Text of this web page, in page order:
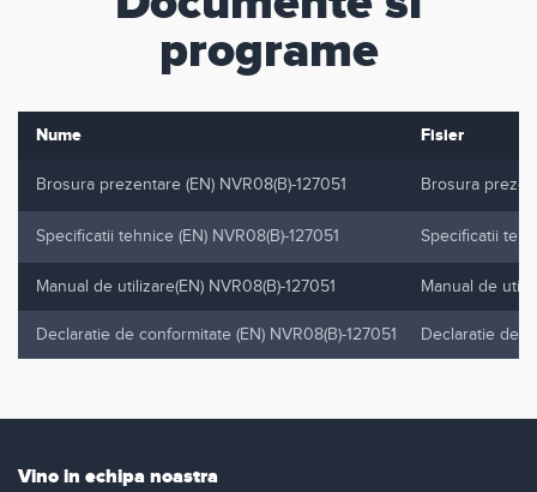
programe
Nume Fisier
Brosura prezentare (EN) NVR08(B)-127051 Brosura
Specificatii tehnice (EN) NVR08(B)-127051 Specificatii
Manual de utilizare(EN) NVR08(B)-127051 Manual de
Declaratie de conformitate (EN) NVR08(B)-127051 Declaratie de
Vino in echipa noastra